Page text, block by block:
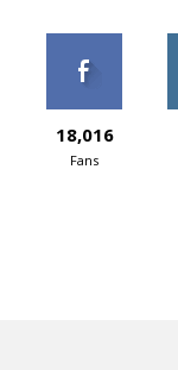
18,016
Fans